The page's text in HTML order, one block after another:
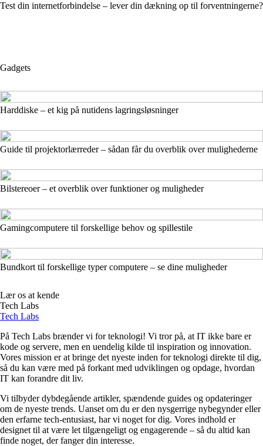
Test din internetforbindelse – lever din dækning op til forventningerne?
Gadgets
Harddiske – et kig på nutidens lagringsløsninger
Guide til projektorlærreder – sådan får du overblik over mulighederne
Bilstereoer – et overblik over funktioner og muligheder
Gamingcomputere til forskellige behov og spillestile
Bundkort til forskellige typer computere – se dine muligheder
Lær os at kende
Tech Labs
Tech Labs
På Tech Labs brænder vi for teknologi! Vi tror på, at IT ikke bare er
kode og servere, men en uendelig kilde til inspiration og innovation.
Vores mission er at bringe det nyeste inden for teknologi direkte til dig,
så du kan være med på forkant med udviklingen og opdage, hvordan
IT kan forandre dit liv.
Vi tilbyder dybdegående artikler, spændende guides og opdateringer
om de nyeste trends. Uanset om du er den nysgerrige nybegynder eller
den erfarne tech-entusiast, har vi noget for dig. Vores indhold er
designet til at være let tilgængeligt og engagerende – så du altid kan
finde noget, der fanger din interesse.